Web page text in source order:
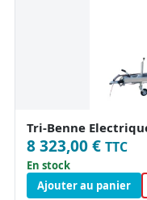
Tri-Benne
8 323,00 € TTC
En stock
Ajouter au panier